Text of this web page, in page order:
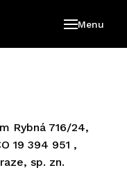
Menu
O
Rybná 716/24,
19 394 951 ,
sp. zn.